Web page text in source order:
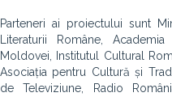
Parteneri ai proiectului sunt
Literaturii Române,
Moldovei, Institutul Cultural
Asociația pentru Cultură și
de Televiziune, Radio